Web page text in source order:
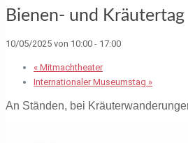
Bienen- und Kräutertag
10/05/2025 von 10:00 - 17:00
« Mitmachtheater
Internationaler Museumstag »
An Ständen, bei